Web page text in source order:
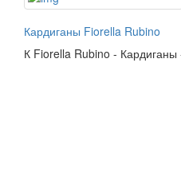
Кардиганы Fiorella Rubino
К Fiorella Rubino - Кардиганы